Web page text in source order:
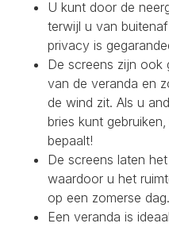
U kunt door de
terwijl u van
privacy is
De screens zijn ook
van de veranda en
de wind zit. Als u
bries kunt
bepaalt!
De screens laten
waardoor u het
op een zomerse dag.
Een veranda is